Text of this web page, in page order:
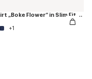
Poloshirt „Boke Flower“ in Slim Fit aus Baumwolle
+1